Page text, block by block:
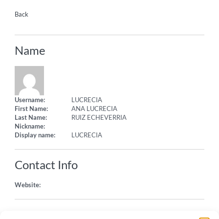
Back
Name
Username:
LUCRECIA
First Name:
ANA LUCRECIA
Last Name:
RUIZ ECHEVERRIA
Nickname:
Display name:
LUCRECIA
Contact Info
Website: